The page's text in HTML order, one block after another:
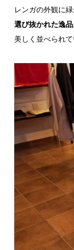
レンガの外観に
選び抜かれた逸品
美しく並べられて